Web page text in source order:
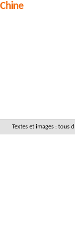
Textes et images : tous